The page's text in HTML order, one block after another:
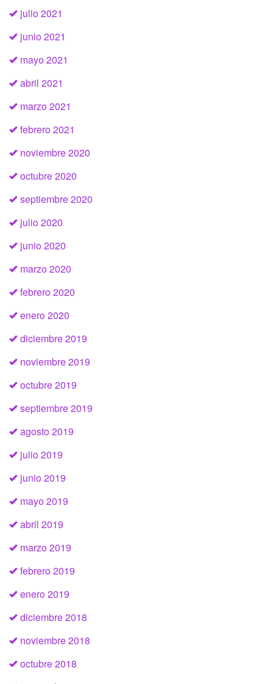
julio 2021
junio 2021
mayo 2021
abril 2021
marzo 2021
febrero 2021
noviembre 2020
octubre 2020
septiembre 2020
julio 2020
junio 2020
marzo 2020
febrero 2020
enero 2020
diciembre 2019
noviembre 2019
octubre 2019
septiembre 2019
agosto 2019
julio 2019
junio 2019
mayo 2019
abril 2019
marzo 2019
febrero 2019
enero 2019
diciembre 2018
noviembre 2018
octubre 2018